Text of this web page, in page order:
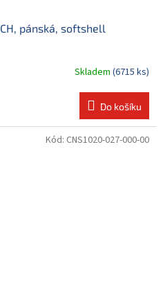
pánská, softshell
Skladem (6715 ks)
Do košíku
Kód: CNS1020-027-000-00